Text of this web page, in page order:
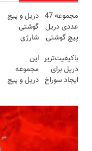
مجموعه 47
عددی دریل
پیچ گوشتی
(تخفیف به
مدت
محدود)
دریل و پیچ
گوشتی
شارژی
کنترل
سرعت ⚡
(همراه با
باکیفیت‌ترین
دریل برای
ایجاد سوراخ
این
مجموعه
دریل و پیچ
نصف قیمت
بخر!😉